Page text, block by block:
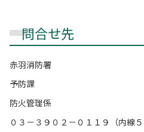
問合せ先
赤羽消防署
予防課
防火管理係
０３－３９０２－０１１９（内線５